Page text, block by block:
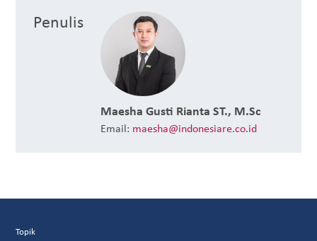
Penulis
Maesha Gusti Rianta ST., M.Sc
Email: maesha@indonesiare.co.id
Topik